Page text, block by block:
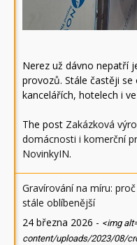
Nerez už dávno nepatří
provozů. Stále častěji
kancelářích, hotelech i
The post Zakázková
domácnosti i komerční
NovinkyIN.
Gravírování na míru:
stále oblíbenější
24 března 2026 - <img
content/uploads/2023/08/